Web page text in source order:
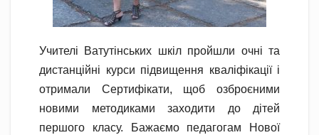
Учителі Ватутінських шкіл пройшли очні та
дистанційні курси підвищення кваліфікації і
отримали Сертифікати, щоб озброєними
новими методиками заходити до дітей
першого класу. Бажаємо педагогам Нової